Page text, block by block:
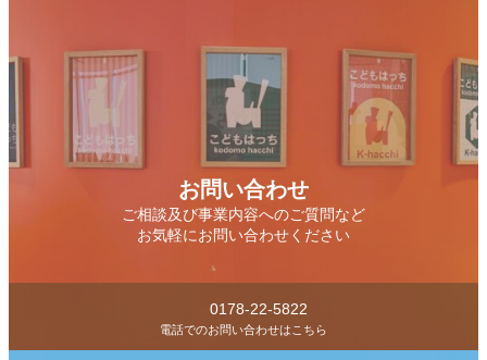
お問い合わせ
ご相談及び事業内容へのご質問など
お気軽にお問い合わせください
0178-22-5822
電話でのお問い合わせはこちら